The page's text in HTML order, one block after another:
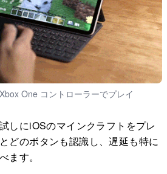
One コントローラーでプレイ
しにiOSのマインクラフトをプレ
どのボタンも認識し、遅延も特に
ます。